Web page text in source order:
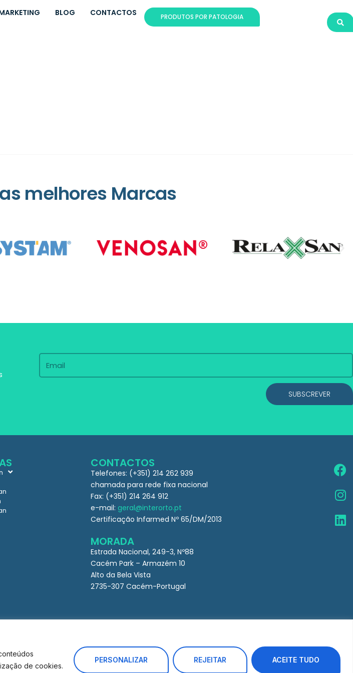
de cookies.
PERSONALIZAR REJEITAR ACEITE TUDO
BLOG CONTACTOS PRODUTOS POR PATOLOGIA
melhores Marcas
SUBSCREVER
CONTACTOS
Telefones: (+351) 214 262 939
chamada para rede fixa nacional
Fax: (+351) 214 264 912
e-mail: geral@interorto.pt
Certificação Infarmed Nº 65/DM/2013
MORADA
Estrada Nacional, 249-3, Nº88
Cacém Park – Armazém 10
Alto da Bela Vista
2735-307 Cacém-Portugal